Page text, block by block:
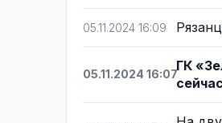
05.11.2024 16:09
05.11.2024 16:07
ГК
сейчас